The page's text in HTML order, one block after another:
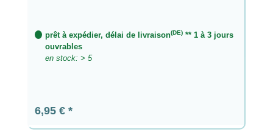
prêt à expédier, délai de livraison(DE)** 1 à 3 jours
ouvrables
en stock: > 5
Prix régulier :
6,95 €